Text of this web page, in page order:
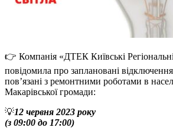
👉 Компанія «ДТЕК Київські
повідомила про заплановані
пов’язані з ремонтними роботами в
Макарівської громади:
💡12 червня 2023 року
(з 09:00 до 17:00)